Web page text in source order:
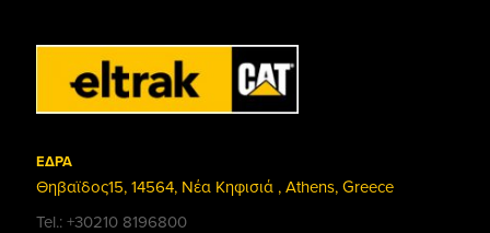
ΕΔΡΑ
Θηβαϊδος15, 14564, Νέα Κηφισιά , Athens, Greece
Tel.: +30210 8196800